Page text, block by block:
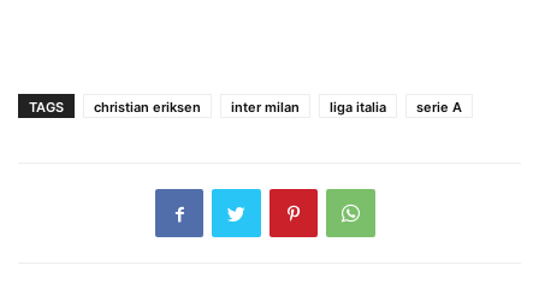
TAGS christian eriksen inter milan liga italia serie A